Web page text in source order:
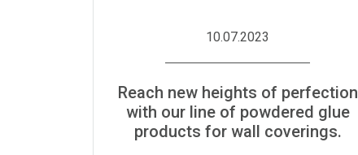
10.07.2023
Reach new heights of perfection
with our line of powdered glue
products for wall coverings.